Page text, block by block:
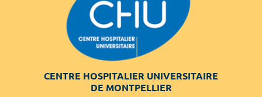
CENTRE HOSPITALIER UNIVERSITAIRE
DE MONTPELLIER